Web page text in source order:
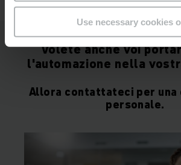
Use necessary cookies
Volete anche voi
l'automazione nella
Allora contattateci per una
personale.